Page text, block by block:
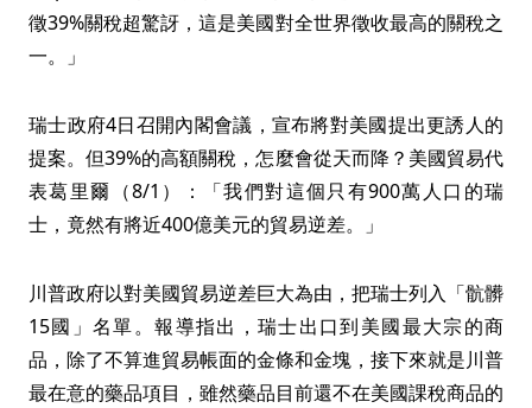
徵39%關稅超驚訝，這是美國對全世界徵收最高的關稅之
一。」
瑞士政府4日召開內閣會議，宣布將對美國提出更誘人的
提案。但39%的高額關稅，怎麼會從天而降？美國貿易代
表葛里爾（8/1）：「我們對這個只有900萬人口的瑞
士，竟然有將近400億美元的貿易逆差。」
川普政府以對美國貿易逆差巨大為由，把瑞士列入「骯髒
15國」名單。報導指出，瑞士出口到美國最大宗的商
品，除了不算進貿易帳面的金條和金塊，接下來就是川普
最在意的藥品項目，雖然藥品目前還不在美國課稅商品的